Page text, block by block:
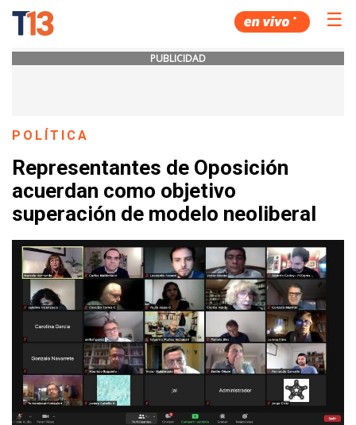
☰
PUBLICIDAD
POLÍTICA
Representantes de Oposición
acuerdan como objetivo
superación de modelo neoliberal